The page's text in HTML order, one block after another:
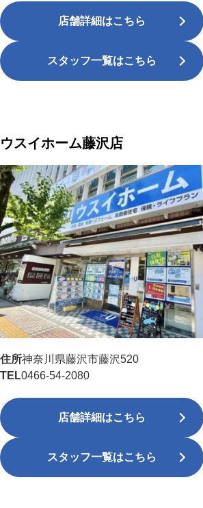
店舗詳細はこちら
スタッフ一覧はこちら
ウスイホーム藤沢店
住所神奈川県藤沢市藤沢520
TEL0466-54-2080
店舗詳細はこちら
スタッフ一覧はこちら